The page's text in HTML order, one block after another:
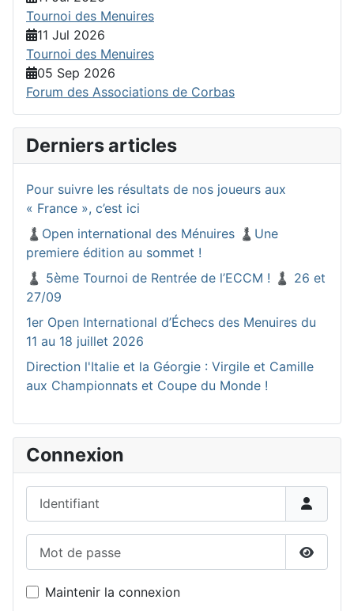
Tournoi des Menuires
11 Jul 2026
Tournoi des Menuires
05 Sep 2026
Forum des Associations de Corbas
Derniers articles
Pour suivre les résultats de nos joueurs aux
« France », c’est ici
♟️Open international des Ménuires ♟️Une
premiere édition au sommet !
♟️ 5ème Tournoi de Rentrée de l’ECCM ! ♟️ 26 et
27/09
1er Open International d’Échecs des Menuires du
11 au 18 juillet 2026
Direction l'Italie et la Géorgie : Virgile et Camille
aux Championnats et Coupe du Monde !
Connexion
Maintenir la connexion